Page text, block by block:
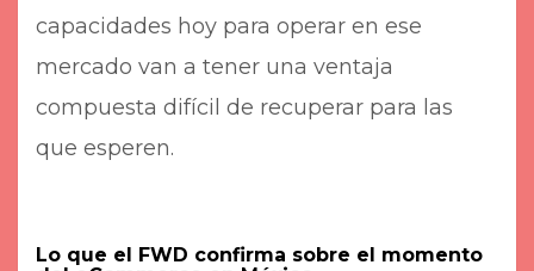
capacidades hoy para operar en ese
mercado van a tener una ventaja
compuesta difícil de recuperar para las
que esperen.
Lo que el FWD confirma sobre el momento